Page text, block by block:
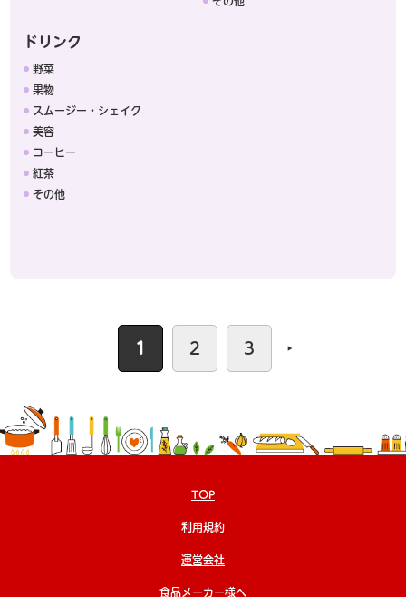
ドリンク
野菜
果物
スムージー・シェイク
美容
コーヒー
紅茶
その他
1 2 3
TOP
利用規約
運営会社
食品メーカー様へ